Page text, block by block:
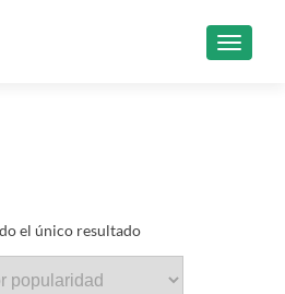
el único resultado